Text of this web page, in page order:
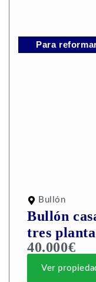
Para
Bullón
Bullón
tres
40.000€
Ver